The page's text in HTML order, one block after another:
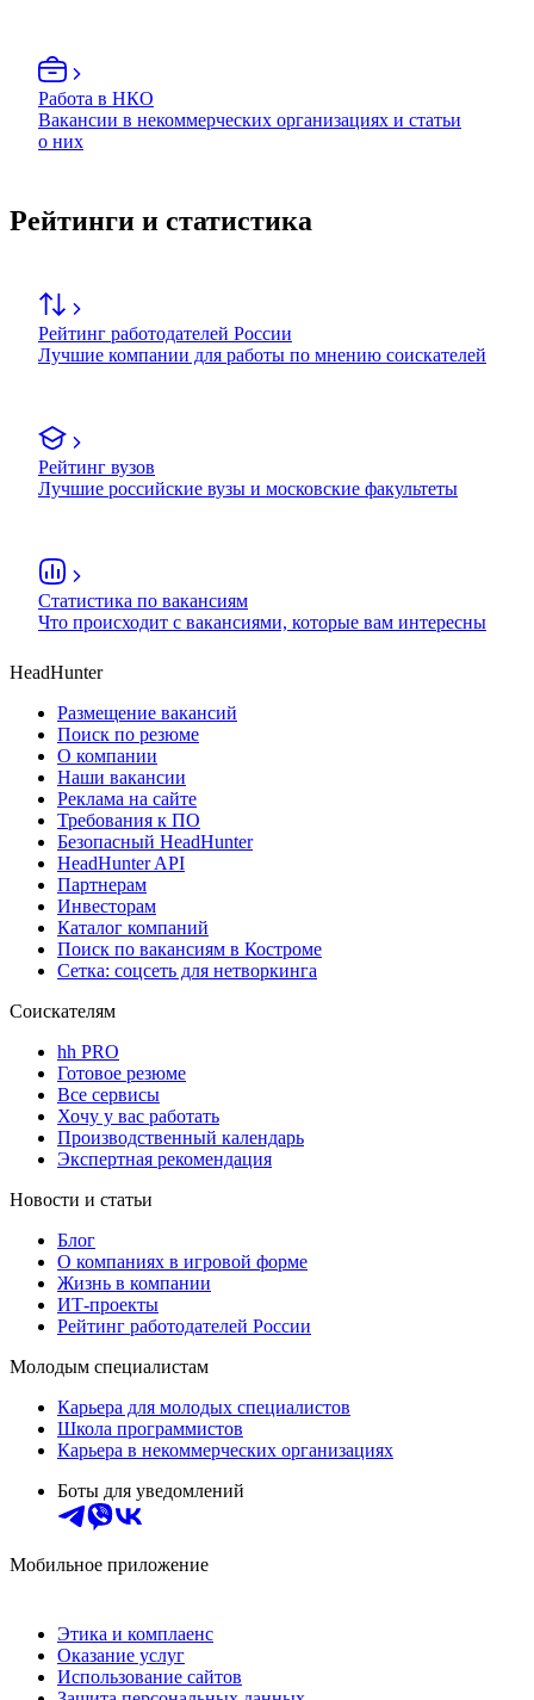
Работа в НКО
Вакансии в некоммерческих организациях и статьи
о них
Рейтинги и статистика
Рейтинг работодателей России
Лучшие компании для работы по мнению соискателей
Рейтинг вузов
Лучшие российские вузы и московские факультеты
Статистика по вакансиям
Что происходит с вакансиями, которые вам интересны
HeadHunter
Размещение вакансий
Поиск по резюме
О компании
Наши вакансии
Реклама на сайте
Требования к ПО
Безопасный HeadHunter
HeadHunter API
Партнерам
Инвесторам
Каталог компаний
Поиск по вакансиям в Костроме
Сетка: соцсеть для нетворкинга
Соискателям
hh PRO
Готовое резюме
Все сервисы
Хочу у вас работать
Производственный календарь
Экспертная рекомендация
Новости и статьи
Блог
О компаниях в игровой форме
Жизнь в компании
ИТ-проекты
Рейтинг работодателей России
Молодым специалистам
Карьера для молодых специалистов
Школа программистов
Карьера в некоммерческих организациях
Боты для уведомлений
Мобильное приложение
Этика и комплаенс
Оказание услуг
Использование сайтов